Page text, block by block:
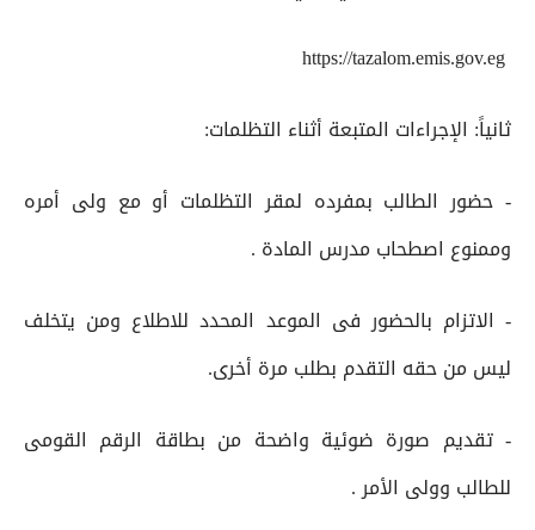
ثانياً: الإجراءات المتبعة أثناء التظلمات:
- حضور الطالب بمفرده لمقر التظلمات أو مع ولى أمره
وممنوع اصطحاب مدرس المادة .
- الاتزام بالحضور فى الموعد المحدد للاطلاع ومن يتخلف
ليس من حقه التقدم بطلب مرة أخرى.
- تقديم صورة ضوئية واضحة من بطاقة الرقم القومى
للطالب وولى الأمر .